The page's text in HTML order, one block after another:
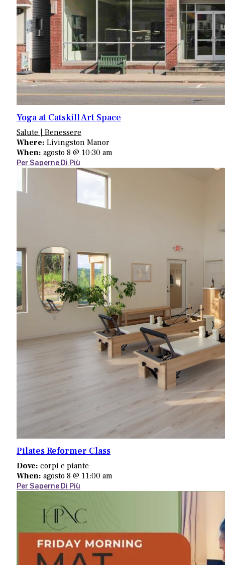
Yoga at Catskill Art Space
Salute | Benessere
Where: Livingston Manor
When: agosto 8 @ 10:30 am
Per Saperne Di Più
Pilates Reformer Class
Dove: corpi e piante
When: agosto 8 @ 11:00 am
Per Saperne Di Più